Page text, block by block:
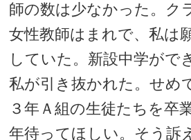
師の数は少なかった。ク
女性教師はまれで、私は
していた。新設中学がで
私が引き抜かれた。せめ
３年Ａ組の生徒たちを卒
年待ってほしい。そう訴